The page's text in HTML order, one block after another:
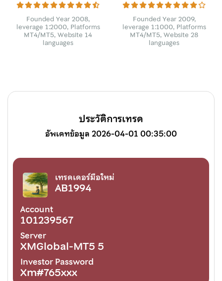
Founded Year 2008,
leverage 1:2000, Platforms
MT4/MT5, Website 14
languages
Founded Year 2009,
leverage 1:1000, Platforms
MT4/MT5, Website 28
languages
ประวัติการเทรด
อัพเดทข้อมูล 2026-04-01 00:35:00
เทรดเดอร์มือใหม่
AB1994
Account
101239567
Server
XMGlobal-MT5 5
Investor Password
Xm#765xxx